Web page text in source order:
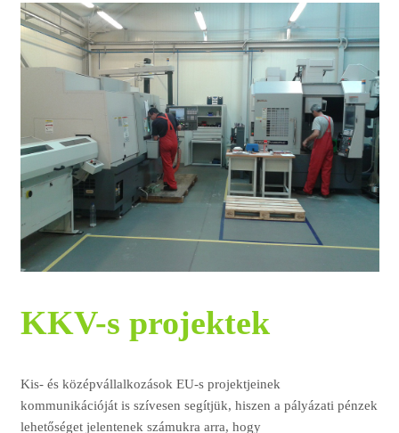
KKV-s projektek
Kis- és középvállalkozások EU-s projektjeinek
kommunikációját is szívesen segítjük, hiszen a pályázati pénzek
lehetőséget jelentenek számukra arra, hogy